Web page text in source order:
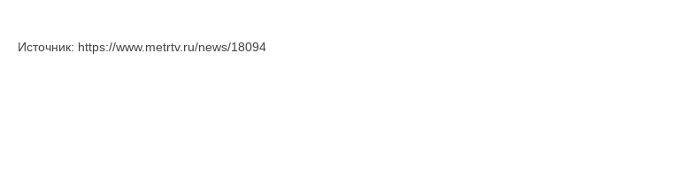
Источник: https://www.metrtv.ru/news/18094